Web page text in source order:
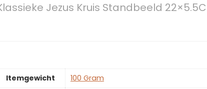
Jezus Kruis Standbeeld
Itemgewicht
‎100 Gram